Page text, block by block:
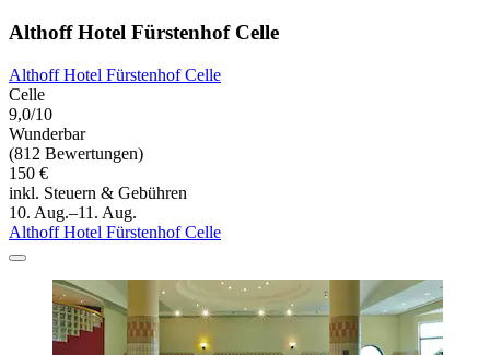
Althoff Hotel Fürstenhof Celle
Althoff Hotel Fürstenhof Celle
Celle
9,0/10
Wunderbar
(812 Bewertungen)
150 €
inkl. Steuern & Gebühren
10. Aug.–11. Aug.
Althoff Hotel Fürstenhof Celle